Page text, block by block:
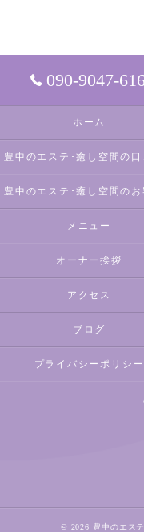
090-9047-
ホーム
メニュー
オーナー挨拶
アクセス
ブログ
プライバシーポリシー
© 2026 豊中のエス